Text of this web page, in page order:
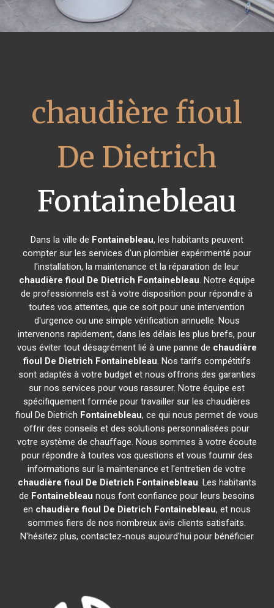
chaudière fioul
De Dietrich
Fontainebleau
Dans la ville de Fontainebleau, les habitants peuvent
compter sur les services d'un plombier expérimenté pour
l'installation, la maintenance et la réparation de leur
chaudière fioul De Dietrich Fontainebleau. Notre équipe
de professionnels est à votre disposition pour répondre à
toutes vos attentes, que ce soit pour une intervention
d'urgence ou une simple vérification annuelle. Nous
intervenons rapidement, dans les délais les plus brefs, pour
vous éviter tout désagrément lié à une panne de chaudière
fioul De Dietrich Fontainebleau. Nos tarifs compétitifs
sont adaptés à votre budget et nous offrons des garanties
sur nos services pour vous rassurer. Notre équipe est
spécifiquement formée pour travailler sur les chaudières
fioul De Dietrich Fontainebleau, ce qui nous permet de vous
offrir des conseils et des solutions personnalisées pour
votre système de chauffage. Nous sommes à votre écoute
pour répondre à toutes vos questions et vous fournir des
informations sur la maintenance et l'entretien de votre
chaudière fioul De Dietrich Fontainebleau. Les habitants
de Fontainebleau nous font confiance pour leurs besoins
en chaudière fioul De Dietrich Fontainebleau, et nous
sommes fiers de nos nombreux avis clients satisfaits.
N'hésitez plus, contactez-nous aujourd'hui pour bénéficier